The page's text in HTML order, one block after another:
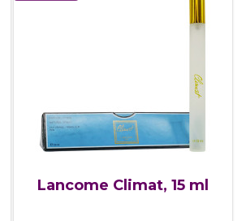
Lancome Climat, 15 ml